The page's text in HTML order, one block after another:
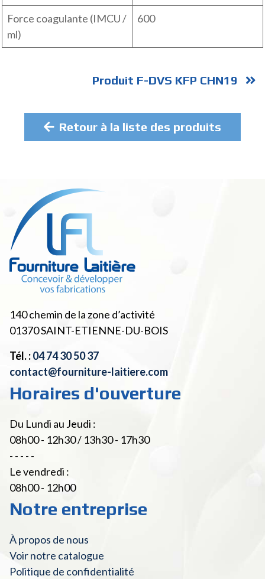
Force coagulante (IMCU /
ml)
600
Produit F-DVS KFP CHN19
Retour à la liste des produits
140 chemin de la zone d’activité
01370SAINT-ETIENNE-DU-BOIS
Tél. :04 74 30 50 37
contact@fourniture-laitiere.com
Horaires d'ouverture
Du Lundi au Jeudi :
08h00 - 12h30 / 13h30 - 17h30
- - - - -
Le vendredi :
08h00 - 12h00
Notre entreprise
À propos de nous
Voir notre catalogue
Politique de confidentialité